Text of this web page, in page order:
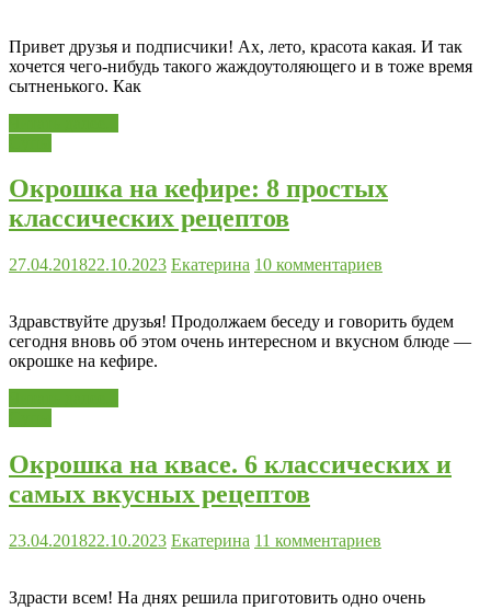
Привет друзья и подписчики! Ах, лето, красота какая. И так
хочется чего-нибудь такого жаждоутоляющего и в тоже время
сытненького. Как
Окрошка на кефире: 8 простых
классических рецептов
27.04.201822.10.2023 Екатерина 10 комментариев
Здравствуйте друзья! Продолжаем беседу и говорить будем
сегодня вновь об этом очень интересном и вкусном блюде —
окрошке на кефире.
Окрошка на квасе. 6 классических и
самых вкусных рецептов
23.04.201822.10.2023 Екатерина 11 комментариев
Здрасти всем! На днях решила приготовить одно очень